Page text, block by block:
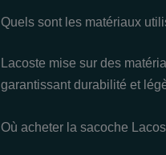
Quels sont les matériaux
Lacoste mise sur des
garantissant durabilité et
Où acheter la sacoche